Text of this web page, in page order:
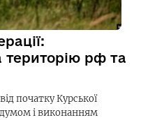
територію рф та
початку Курської
і виконанням